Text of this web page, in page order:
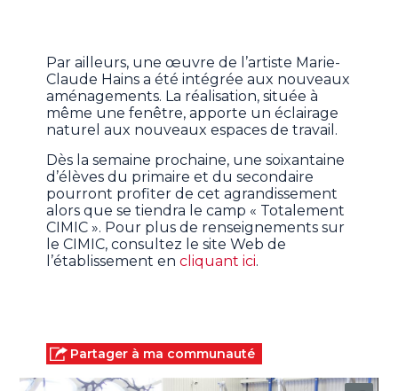
Par ailleurs, une œuvre de l’artiste Marie-
Claude Hains a été intégrée aux nouveaux
aménagements. La réalisation, située à
même une fenêtre, apporte un éclairage
naturel aux nouveaux espaces de travail.
Dès la semaine prochaine, une soixantaine
d’élèves du primaire et du secondaire
pourront profiter de cet agrandissement
alors que se tiendra le camp « Totalement
CIMIC ». Pour plus de renseignements sur
le CIMIC, consultez le site Web de
l’établissement encliquant ici.
Partager à ma communauté